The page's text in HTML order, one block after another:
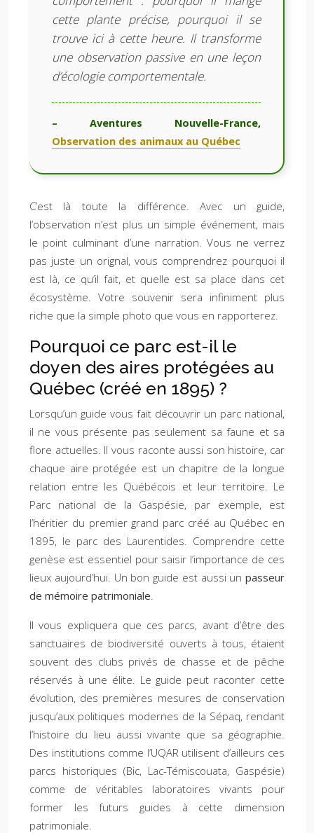
cette plante précise, pourquoi il se
trouve ici à cette heure. Il transforme
une observation passive en une leçon
d’écologie comportementale.
– Aventures Nouvelle-France,
Observation des animaux au Québec
C’est là toute la différence. Avec un guide,
l’observation n’est plus un simple événement, mais
le point culminant d’une narration. Vous ne verrez
pas juste un orignal, vous comprendrez pourquoi il
est là, ce qu’il fait, et quelle est sa place dans cet
écosystème. Votre souvenir sera infiniment plus
riche que la simple photo que vous en rapporterez.
Pourquoi ce parc est-il le
doyen des aires protégées au
Québec (créé en 1895) ?
Lorsqu’un guide vous fait découvrir un parc national,
il ne vous présente pas seulement sa faune et sa
flore actuelles. Il vous raconte aussi son histoire, car
chaque aire protégée est un chapitre de la longue
relation entre les Québécois et leur territoire. Le
Parc national de la Gaspésie, par exemple, est
l’héritier du premier grand parc créé au Québec en
1895, le parc des Laurentides. Comprendre cette
genèse est essentiel pour saisir l’importance de ces
lieux aujourd’hui. Un bon guide est aussi un passeur
de mémoire patrimoniale
Il vous expliquera que ces parcs, avant d’être des
sanctuaires de biodiversité ouverts à tous, étaient
souvent des clubs privés de chasse et de pêche
réservés à une élite. Le guide peut raconter cette
évolution, des premières mesures de conservation
jusqu’aux politiques modernes de la Sépaq, rendant
l’histoire du lieu aussi vivante que sa géographie.
Des institutions comme l’UQAR utilisent d’ailleurs ces
parcs historiques (Bic, Lac-Témiscouata, Gaspésie)
comme de véritables laboratoires vivants pour
former les futurs guides à cette dimension
patrimoniale.